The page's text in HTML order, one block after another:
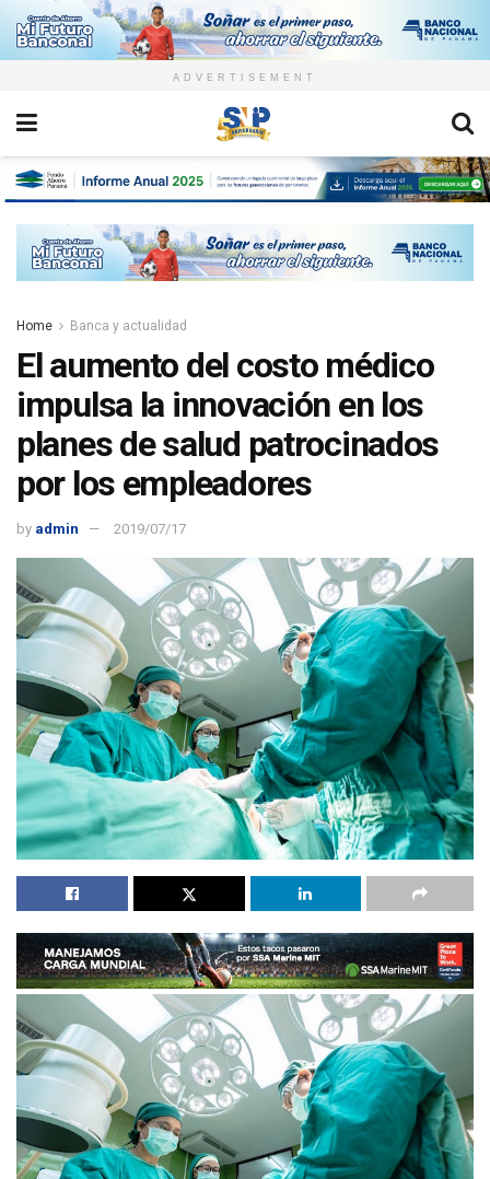
ADVERTISEMENT
Home Banca y actualidad
El aumento del costo médico
impulsa la innovación en los
planes de salud patrocinados
por los empleadores
by admin 2019/07/17